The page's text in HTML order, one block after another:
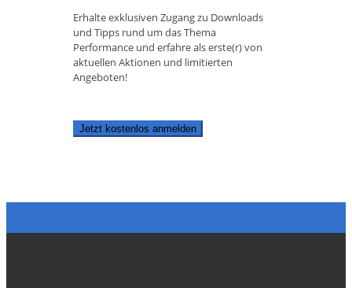
Erhalte exklusiven Zugang zu Downloads
und Tipps rund um das Thema
Performance und erfahre als erste(r) von
aktuellen Aktionen und limitierten
Angeboten!
Jetzt kostenlos anmelden